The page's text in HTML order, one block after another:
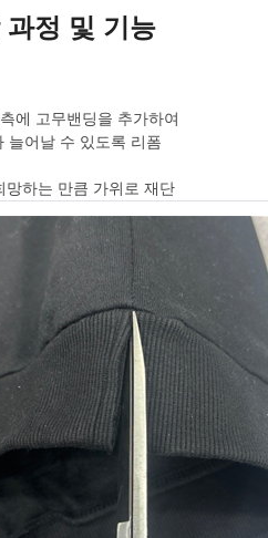
정 및 기능
에 고무밴딩을 추가하여
늘어날 수 있도록 리폼
하는 만큼 가위로 재단